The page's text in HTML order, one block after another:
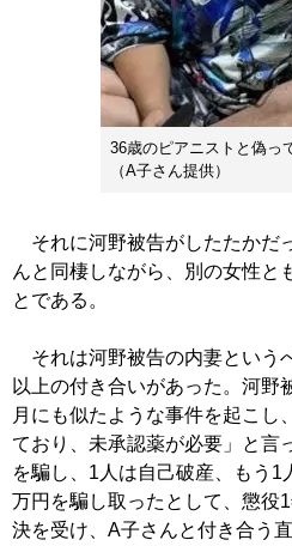
36歳のピアニストと偽っ
（A子さん提供）
それに河野被告がしたたかだ
んと同棲しながら、別の女性と
とである。
それは河野被告の内妻という
以上の付き合いがあった。河野
月にも似たような事件を起こし
ており、未承認薬が必要」と言
を騙し、1人は自己破産、もう1
万円を騙し取ったとして、懲役
決を受け、A子さんと付き合う